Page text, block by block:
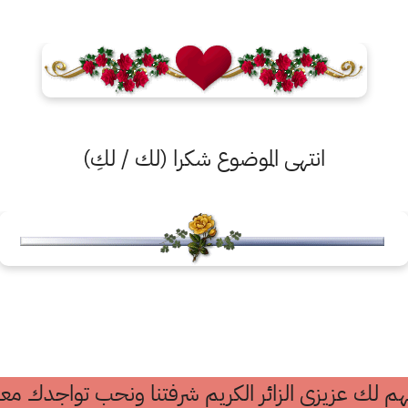
انتهى الموضوع شكرا (لك / لكِ)
لك عزيزي الزائر الكريم شرفتنا ونحب تواجدك